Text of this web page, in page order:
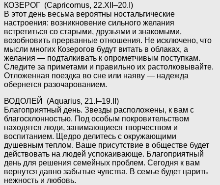
КОЗЕРОГ (Capricornus, 22.XII–20.I)
В этот день весьма вероятны ностальгические
настроения: возникновение сильного желания
встретиться со старыми, друзьями и знакомыми,
возобновить прерванные отношения. Не исключено, что
мысли многих Козерогов будут витать в облаках, а
желания — подталкивать к опрометчивым поступкам.
Следите за приметами и правильно их растолковывайте.
Отложенная поездка во сне или наяву — надежда
обернется разочарованием.
ВОДОЛЕЙ (Aquarius, 21.I–19.II)
Благоприятный день. Звезды расположены, к вам с
благосклонностью. Под особым покровительством
находятся люди, занимающиеся творчеством и
воспитанием. Щедро делитесь с окружающими
душевным теплом. Ваше присутствие в обществе будет
действовать на людей успокаивающе. Благоприятный
день для решения семейных проблем. Сегодня к вам
вернутся давно забытые чувства. В семье будет царить
нежность и любовь.